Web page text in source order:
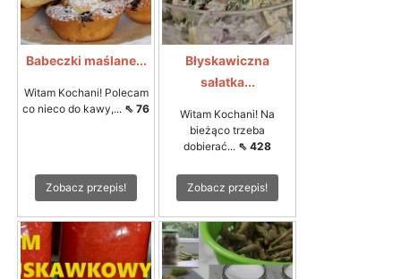
Babeczki maślane...
Witam Kochani! Polecam
co nieco do kawy,... ⇖ 76
Zobacz przepis!
Błyskawiczna
sałatka...
Witam Kochani! Na
bieżąco trzeba
dobierać... ⇖ 428
Zobacz przepis!